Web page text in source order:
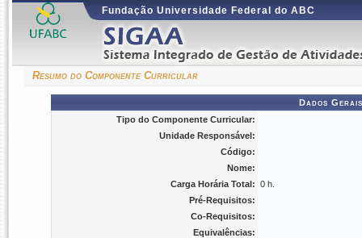
Fundação Universidade Federal do ABC
Resumo do Componente Curricular
Dados
Tipo do Componente Curricular:
Unidade Responsável:
Código:
Nome:
Carga Horária Total: 0 h.
Pré-Requisitos:
Co-Requisitos:
Equivalências: